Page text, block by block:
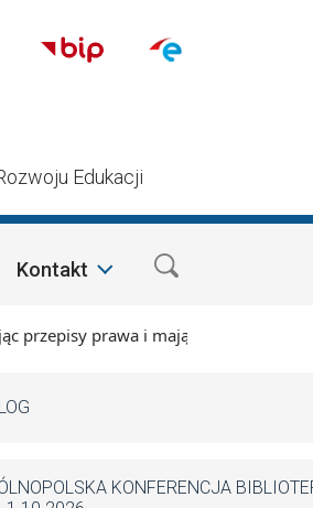
Edukacji
Kontakt
prawa i mając na względzie
KONFERENCJA